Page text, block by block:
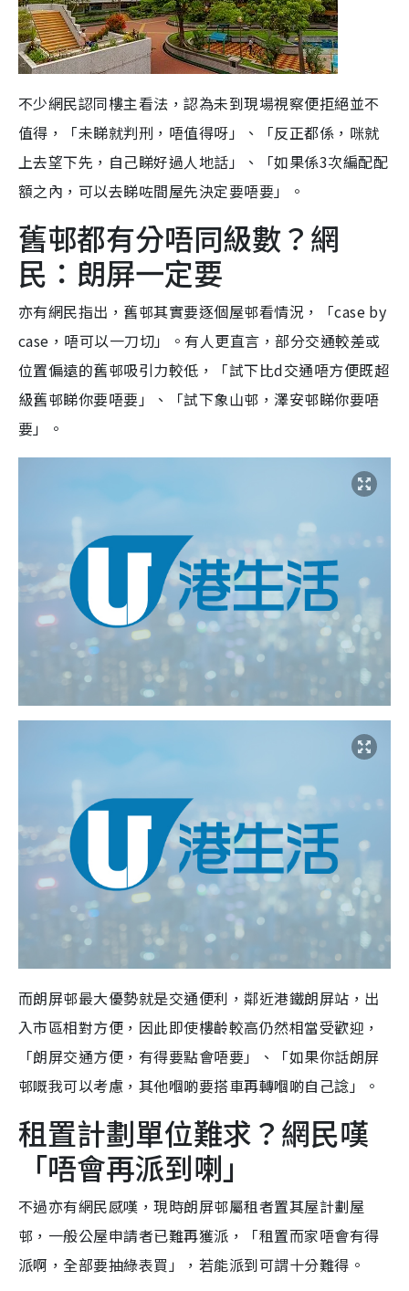
不少網民認同樓主看法，認為未到現場視察便拒絕並不
值得，「未睇就判刑，唔值得呀」、「反正都係，咪就
上去望下先，自己睇好過人地話」、「如果係3次編配配
額之內，可以去睇咗間屋先決定要唔要」。
舊邨都有分唔同級數？網
民：朗屏一定要
亦有網民指出，舊邨其實要逐個屋邨看情況，「case by
case，唔可以一刀切」。有人更直言，部分交通較差或
位置偏遠的舊邨吸引力較低，「試下比d交通唔方便既超
級舊邨睇你要唔要」、「試下象山邨，澤安邨睇你要唔
要」。
而朗屏邨最大優勢就是交通便利，鄰近港鐵朗屏站，出
入市區相對方便，因此即使樓齡較高仍然相當受歡迎，
「朗屏交通方便，有得要點會唔要」、「如果你話朗屏
邨嘅我可以考慮，其他嗰啲要搭車再轉嗰啲自己諗」。
租置計劃單位難求？網民嘆
「唔會再派到喇」
不過亦有網民感嘆，現時朗屏邨屬租者置其屋計劃屋
邨，一般公屋申請者已難再獲派，「租置而家唔會有得
派啊，全部要抽綠表買」，若能派到可謂十分難得。